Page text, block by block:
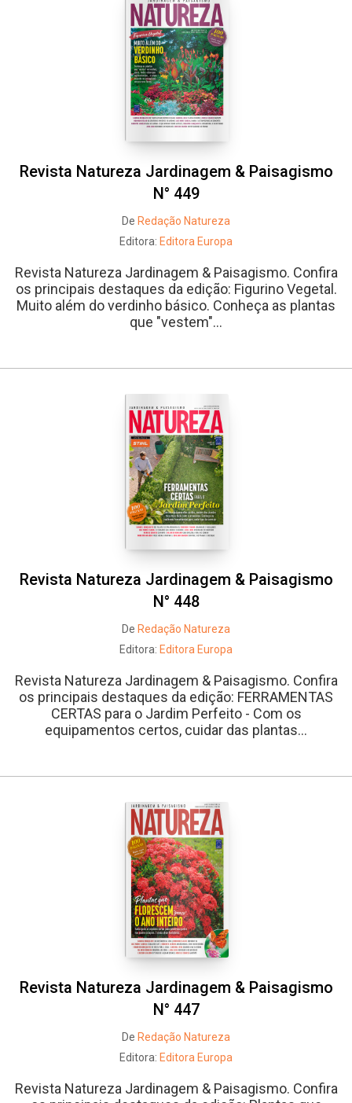
Revista Natureza Jardinagem & Paisagismo
N° 449
De Redação Natureza
Editora: Editora Europa
Revista Natureza Jardinagem & Paisagismo. Confira
os principais destaques da edição: Figurino Vegetal.
Muito além do verdinho básico. Conheça as plantas
que "vestem"...
Revista Natureza Jardinagem & Paisagismo
N° 448
De Redação Natureza
Editora: Editora Europa
Revista Natureza Jardinagem & Paisagismo. Confira
os principais destaques da edição: FERRAMENTAS
CERTAS para o Jardim Perfeito - Com os
equipamentos certos, cuidar das plantas...
Revista Natureza Jardinagem & Paisagismo
N° 447
De Redação Natureza
Editora: Editora Europa
Revista Natureza Jardinagem & Paisagismo. Confira